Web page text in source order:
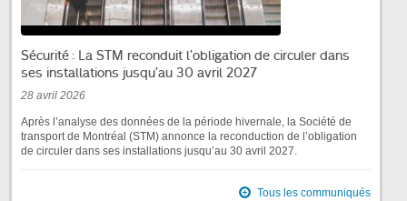
Sécurité : La STM reconduit l’obligation de circuler dans
ses installations jusqu’au 30 avril 2027
28 avril 2026
Après l’analyse des données de la période hivernale, la Société de
transport de Montréal (STM) annonce la reconduction de l’obligation
de circuler dans ses installations jusqu’au 30 avril 2027.
Tous les communiqués